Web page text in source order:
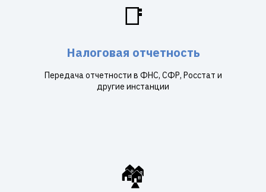
📑
Налоговая отчетность
Передача отчетности в ФНС, СФР, Росстат и
другие инстанции
🏘️